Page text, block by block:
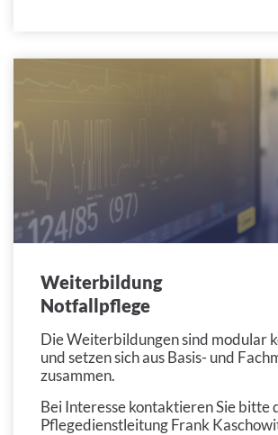
Weiterbildung
Notfallpflege
Die Weiterbildungen sind modular
und setzen sich aus Basis- und
zusammen.
Bei Interesse kontaktieren Sie bitte
Pflegedienstleitung Frank